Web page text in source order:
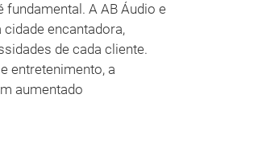
A AB Áudio e
encantadora,
de cada cliente.
entretenimento, a
aumentado